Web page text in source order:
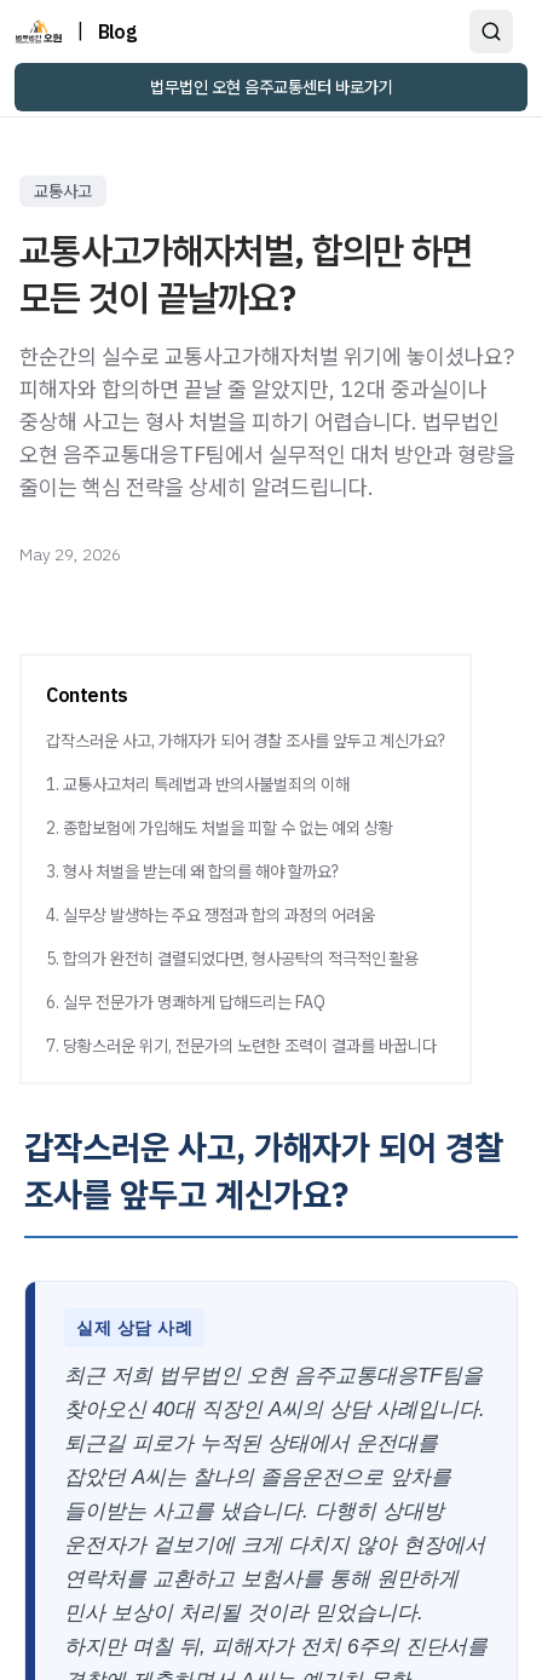
Blog
법무법인 오현 음주교통센터 바로가기
교통사고
교통사고가해자처벌, 합의만 하면
모든 것이 끝날까요?
한순간의 실수로 교통사고가해자처벌 위기에 놓이셨나요?
피해자와 합의하면 끝날 줄 알았지만, 12대 중과실이나
중상해 사고는 형사 처벌을 피하기 어렵습니다. 법무법인
오현 음주교통대응TF팀에서 실무적인 대처 방안과 형량을
줄이는 핵심 전략을 상세히 알려드립니다.
May 29, 2026
Contents
갑작스러운 사고, 가해자가 되어 경찰 조사를 앞두고 계신가요?
1. 교통사고처리 특례법과 반의사불벌죄의 이해
2. 종합보험에 가입해도 처벌을 피할 수 없는 예외 상황
3. 형사 처벌을 받는데 왜 합의를 해야 할까요?
4. 실무상 발생하는 주요 쟁점과 합의 과정의 어려움
5. 합의가 완전히 결렬되었다면, 형사공탁의 적극적인 활용
6. 실무 전문가가 명쾌하게 답해드리는 FAQ
7. 당황스러운 위기, 전문가의 노련한 조력이 결과를 바꿉니다
갑작스러운 사고, 가해자가 되어 경찰
조사를 앞두고 계신가요?
실제 상담 사례
최근 저희 법무법인 오현 음주교통대응TF팀을
찾아오신 40대 직장인 A씨의 상담 사례입니다.
퇴근길 피로가 누적된 상태에서 운전대를
잡았던 A씨는 찰나의 졸음운전으로 앞차를
들이받는 사고를 냈습니다. 다행히 상대방
운전자가 겉보기에 크게 다치지 않아 현장에서
연락처를 교환하고 보험사를 통해 원만하게
민사 보상이 처리될 것이라 믿었습니다.
하지만 며칠 뒤, 피해자가 전치 6주의 진단서를